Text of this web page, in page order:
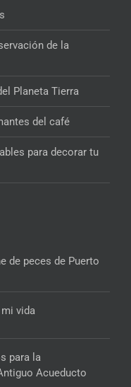
de la
Planeta Tierra
del café
para decorar tu
de peces de Puerto
vida
para la
Acueducto